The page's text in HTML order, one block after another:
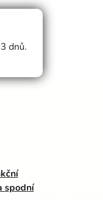
dnů.
spodní